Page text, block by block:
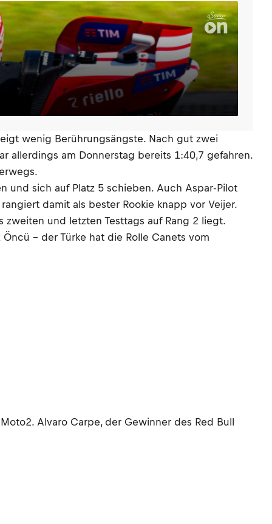
wenig Berührungsängste. Nach gut zwei
allerdings am Donnerstag bereits 1:40,7 gefahren.
und sich auf Platz 5 schieben. Auch Aspar-Pilot
damit als bester Rookie knapp vor Veijer.
und letzten Testtags auf Rang 2 liegt.
– der Türke hat die Rolle Canets vom
Alvaro Carpe, der Gewinner des Red Bull